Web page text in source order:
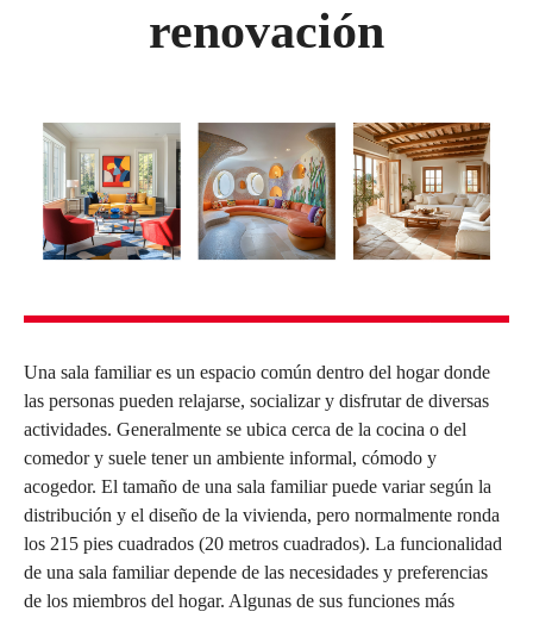
renovación
Una sala familiar es un espacio común dentro del hogar donde
las personas pueden relajarse, socializar y disfrutar de diversas
actividades. Generalmente se ubica cerca de la cocina o del
comedor y suele tener un ambiente informal, cómodo y
acogedor. El tamaño de una sala familiar puede variar según la
distribución y el diseño de la vivienda, pero normalmente ronda
los 215 pies cuadrados (20 metros cuadrados). La funcionalidad
de una sala familiar depende de las necesidades y preferencias
de los miembros del hogar. Algunas de sus funciones más